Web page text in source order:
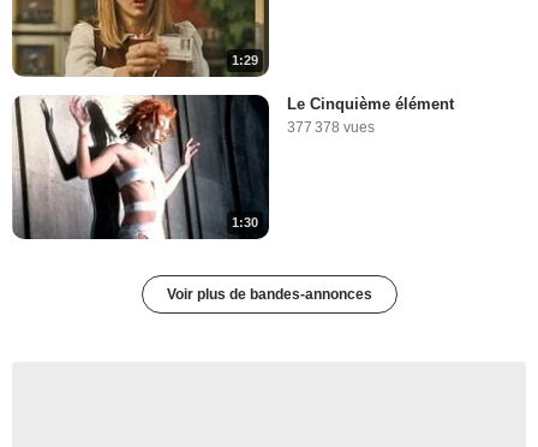
1:29
1:30
Le Cinquième élément
377 378 vues
Voir plus de bandes-annonces